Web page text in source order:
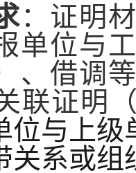
： 证明
单位与
、借调
联证明
位与上
关系或组